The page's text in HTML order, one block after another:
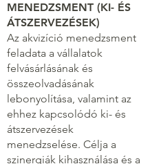
MENEDZSMENT (KI- ÉS
ÁTSZERVEZÉSEK)
Az akvizíció menedzsment
feladata a vállalatok
felvásárlásának és
összeolvadásának
lebonyolítása, valamint az
ehhez kapcsolódó ki- és
átszervezések
menedzselése. Célja a
szinergiák kihasználása és a